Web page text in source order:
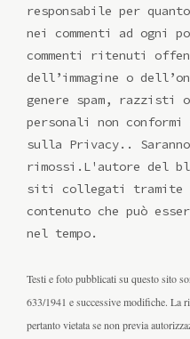
responsabile per
nei commenti ad ogni
commenti ritenuti
dell’immagine o
genere spam, razzisti
personali non
sulla Privacy.. Saranno
rimossi.L'autore del
siti collegati tramite
contenuto che può
nel tempo.
Testi e foto pubblicati su questo sito
633/1941 e successive modifiche. La
pertanto vietata se non previa